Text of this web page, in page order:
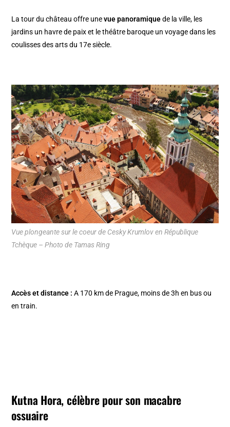
La tour du château offre unevue panoramiquede la ville, les
jardins un havre de paix et le théâtre baroque un voyage dans les
coulisses des arts du 17e siècle.
Vue plongeante sur le coeur de Cesky Krumlov en République
Tchèque – Photo de Tamas Ring
Accès et distance : A 170 km de Prague, moins de 3h en bus ou
en train.
Kutna Hora, célèbre pour son macabre
ossuaire